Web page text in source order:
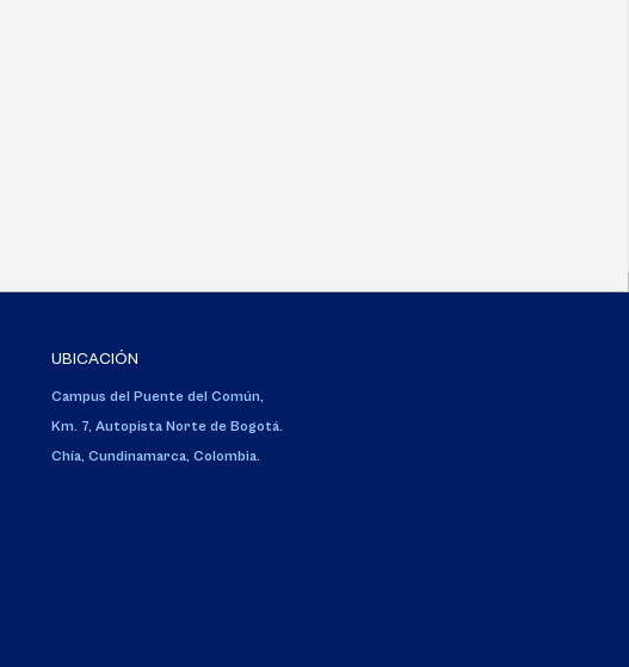
UBICACIÓN
Campus del Puente del Común,
Km. 7, Autopista Norte de Bogotá.
Chía, Cundinamarca, Colombia.